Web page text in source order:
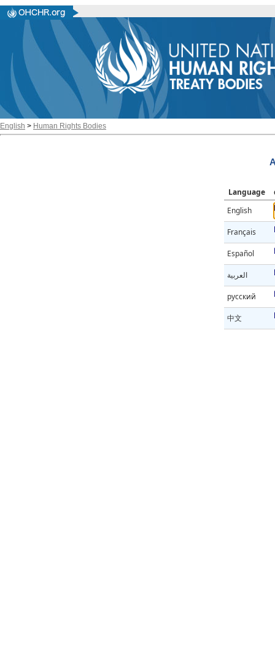
English > Human Rights Bodies
Language
English
Français
Español
العربية
русский
中文